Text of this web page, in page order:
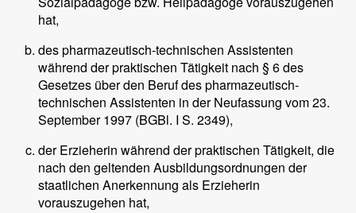
hat,
des pharmazeutisch-technischen Assistenten
während der praktischen Tätigkeit nach § 6 des
Gesetzes über den Beruf des pharmazeutisch-
technischen Assistenten in der Neufassung vom 23.
September 1997 (BGBl. I S. 2349),
der Erzieherin während der praktischen Tätigkeit, die
nach den geltenden Ausbildungsordnungen der
staatlichen Anerkennung als Erzieherin
vorauszugehen hat,